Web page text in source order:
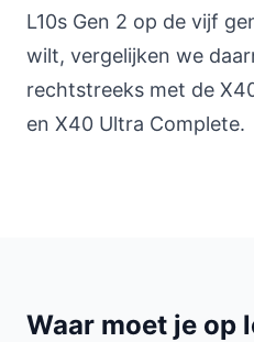
L10s Gen 2 op de vijf
wilt, vergelijken we
rechtstreeks met de
en X40 Ultra Complete.
Waar moet je op